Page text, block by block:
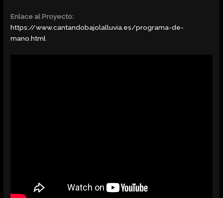
Enlace al Proyecto:
https://www.cantandobajolalluvia.es/programa-de-
mano.html